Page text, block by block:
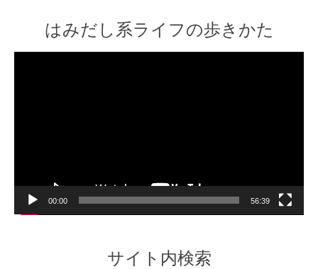
はみだし系ライフの歩きかた
00:00 56:39
サイト内検索